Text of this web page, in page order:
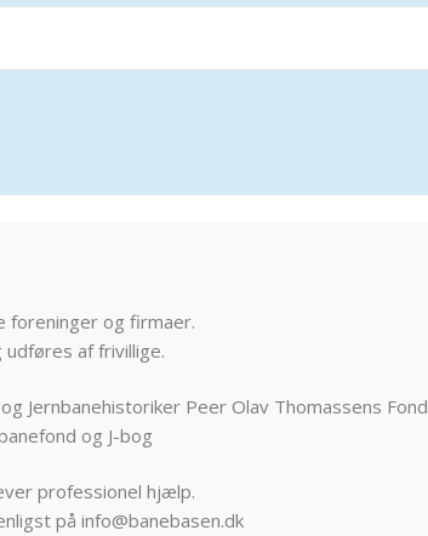
foreninger og firmaer.
af frivillige.
Jernbanehistoriker Peer Olav Thomassens Fond
og J-bog
professionel hjælp.
på info@banebasen.dk